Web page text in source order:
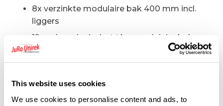
This website uses cookies
We use cookies to personalise content and ads, to
8x verzinkte modulaire bak 400 mm incl.
liggers
12x vakverdeelschot t.b.v. modulaire bak
8x kunststof afdekdop
Technische specificaties: